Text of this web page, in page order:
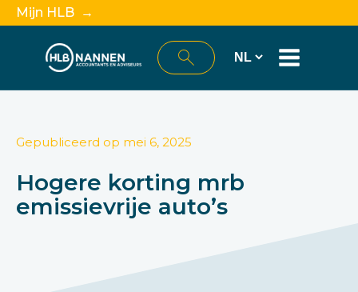
Mijn HLB →
Gepubliceerd op mei 6, 2025
Hogere korting mrb
emissievrije auto’s